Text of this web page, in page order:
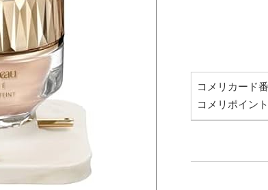
コメリカード
コメリポイン